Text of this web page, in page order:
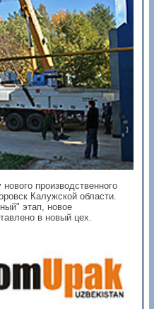
производственного
Калужской области.
этап, новое
в новый цех.